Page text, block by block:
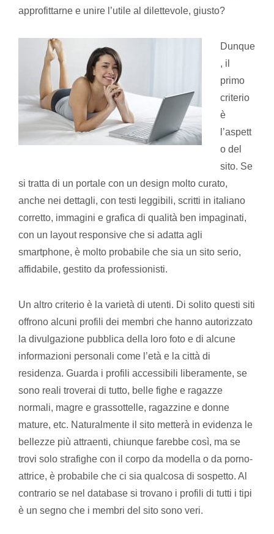
approfittarne e unire l’utile al dilettevole, giusto?
Dunque
, il
primo
criterio
è
l’aspett
o del
sito. Se
si tratta di un portale con un design molto curato,
anche nei dettagli, con testi leggibili, scritti in italiano
corretto, immagini e grafica di qualità ben impaginati,
con un layout responsive che si adatta agli
smartphone, è molto probabile che sia un sito serio,
affidabile, gestito da professionisti.
Un altro criterio è la varietà di utenti. Di solito questi siti
offrono alcuni profili dei membri che hanno autorizzato
la divulgazione pubblica della loro foto e di alcune
informazioni personali come l’età e la città di
residenza. Guarda i profili accessibili liberamente, se
sono reali troverai di tutto, belle fighe e ragazze
normali, magre e grassottelle, ragazzine e donne
mature, etc. Naturalmente il sito metterà in evidenza le
bellezze più attraenti, chiunque farebbe così, ma se
trovi solo strafighe con il corpo da modella o da porno-
attrice, è probabile che ci sia qualcosa di sospetto. Al
contrario se nel database si trovano i profili di tutti i tipi
è un segno che i membri del sito sono veri.